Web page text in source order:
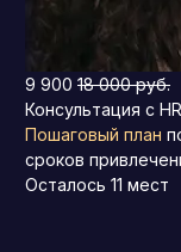
9 900 18 000 руб.
Консультация с
Пошаговый план
сроков
Осталось 11 мест